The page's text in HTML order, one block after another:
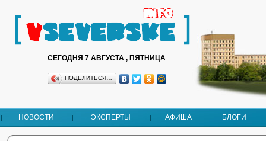
СЕГОДНЯ 7 АВГУСТА , ПЯТНИЦА
ПОДЕЛИТЬСЯ…
НОВОСТИ ЭКСПЕРТЫ АФИША БЛОГИ